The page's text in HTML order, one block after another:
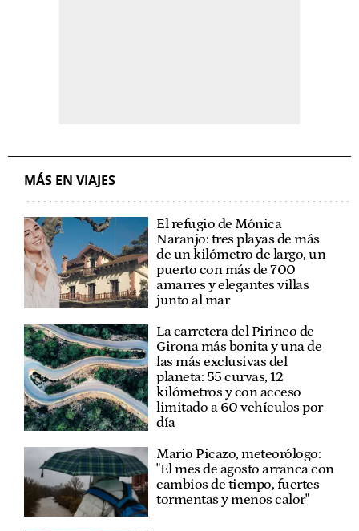
MÁS EN VIAJES
El refugio de Mónica
Naranjo: tres playas de más
de un kilómetro de largo, un
puerto con más de 700
amarres y elegantes villas
junto al mar
La carretera del Pirineo de
Girona más bonita y una de
las más exclusivas del
planeta: 55 curvas, 12
kilómetros y con acceso
limitado a 60 vehículos por
día
Mario Picazo, meteorólogo:
"El mes de agosto arranca con
cambios de tiempo, fuertes
tormentas y menos calor"